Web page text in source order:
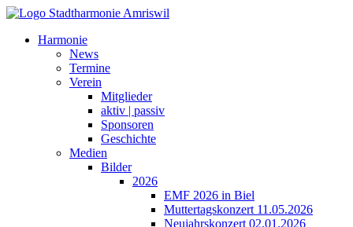
Harmonie
News
Termine
Verein
Mitglieder
aktiv | passiv
Sponsoren
Geschichte
Medien
Bilder
2026
EMF 2026 in Biel
Muttertagskonzert 11.05.2026
Neujahrskonzert 02.01.2026